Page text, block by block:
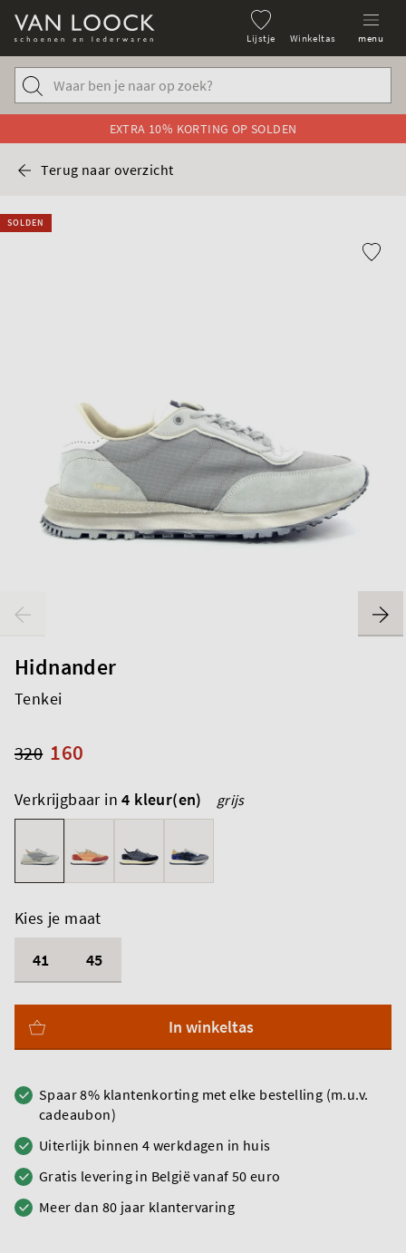
Lijstje Winkeltas menu
EXTRA 10% KORTING OP SOLDEN
Terug naar overzicht
SOLDEN
Hidnander
Tenkei
160
320
Verkrijgbaar in4 kleur(en) grijs
Kies je maat
41
45
In winkeltas
Spaar 8% klantenkorting met elke bestelling (m.u.v.
cadeaubon)
Uiterlijk binnen 4 werkdagen in huis
Gratis levering in België vanaf 50 euro
Meer dan 80 jaar klantervaring